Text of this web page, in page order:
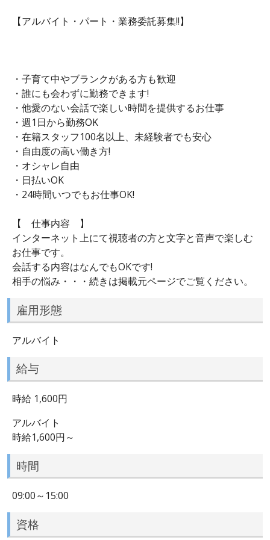
【アルバイト・パート・業務委託募集!!】
・子育て中やブランクがある方も歓迎
・誰にも会わずに勤務できます!
・他愛のない会話で楽しい時間を提供するお仕事
・週1日から勤務OK
・在籍スタッフ100名以上、未経験者でも安心
・自由度の高い働き方!
・オシャレ自由
・日払いOK
・24時間いつでもお仕事OK!
【 仕事内容 】
インターネット上にて視聴者の方と文字と音声で楽しむ
お仕事です。
会話する内容はなんでもOKです!
相手の悩み・・・続きは掲載元ページでご覧ください。
雇用形態
アルバイト
給与
時給 1,600円
アルバイト
時給1,600円～
時間
09:00～15:00
資格